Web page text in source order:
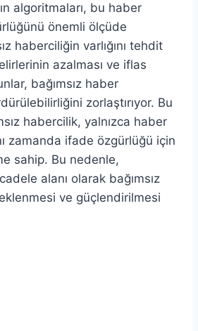
algoritmaları, bu haber
önemli ölçüde
haberciliğin varlığını tehdit
azalması ve iflas
bağımsız haber
zorlaştırıyor. Bu
habercilik, yalnızca haber
zamanda ifade özgürlüğü için
sahip. Bu nedenle,
alanı olarak bağımsız
ve güçlendirilmesi